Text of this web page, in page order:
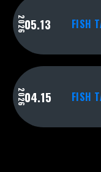
202605.13 FISH
202604.15 FISH